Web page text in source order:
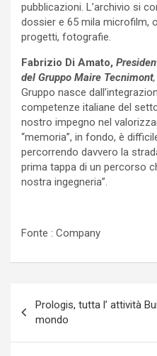
pubblicazioni. L’archivio si
dossier e 65 mila microfilm,
progetti, fotografie.
Fabrizio Di Amato,
del Gruppo Maire Tecnimont,
Gruppo nasce
competenze italiane del
nostro impegno nel
“memoria”, in fondo, è
percorrendo davvero la
prima tappa di un percorso
nostra ingegneria”.
Fonte : Company
articoli
Prologis, tutta l’ attività
mondo